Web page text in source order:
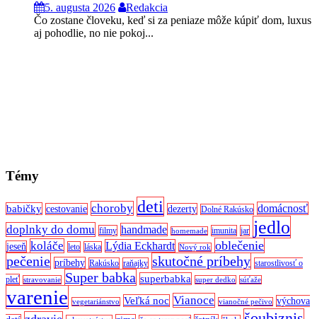
5. augusta 2026
Redakcia
Čo zostane človeku, keď si za peniaze môže kúpiť dom, luxus
aj pohodlie, no nie pokoj...
Témy
babičky cestovanie choroby deti dezerty Dolné Rakúsko domácnosť
doplnky do domu filmy handmade homemade imunita jar jedlo
jeseň koláče leto láska Lýdia Eckhardt Nový rok oblečenie
pečenie príbehy Rakúsko raňajky skutočné príbehy starostlivosť o
pleť stravovanie Super babka superbabka super dedko súťaže
varenie vegetariánstvo Veľká noc Vianoce vianočné pečivo
výchova